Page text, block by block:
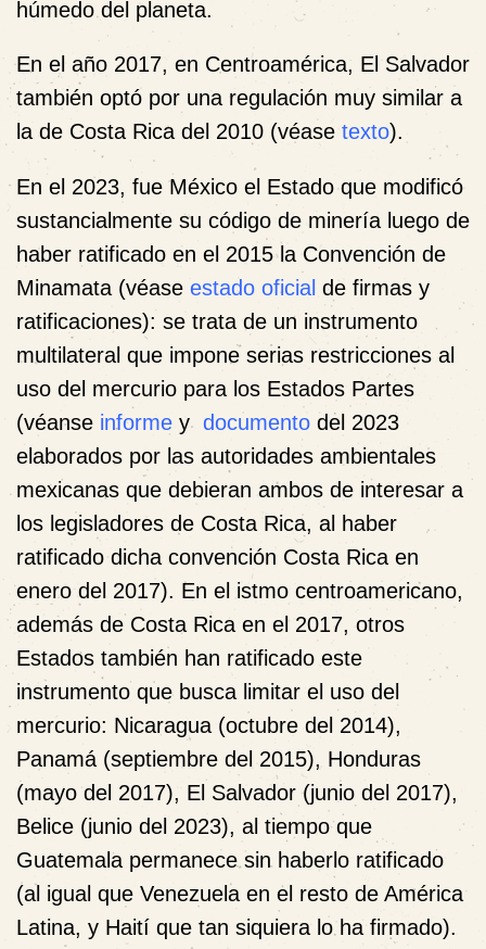
húmedo del planeta.
En el año 2017, en Centroamérica, El Salvador
también optó por una regulación muy similar a
la de Costa Rica del 2010 (véase texto).
En el 2023, fue México el Estado que modificó
sustancialmente su código de minería luego de
haber ratificado en el 2015 la Convención de
Minamata (véase estado oficial de firmas y
ratificaciones): se trata de un instrumento
multilateral que impone serias restricciones al
uso del mercurio para los Estados Partes
(véanse informe y documento del 2023
elaborados por las autoridades ambientales
mexicanas que debieran ambos de interesar a
los legisladores de Costa Rica, al haber
ratificado dicha convención Costa Rica en
enero del 2017). En el istmo centroamericano,
además de Costa Rica en el 2017, otros
Estados también han ratificado este
instrumento que busca limitar el uso del
mercurio: Nicaragua (octubre del 2014),
Panamá (septiembre del 2015), Honduras
(mayo del 2017), El Salvador (junio del 2017),
Belice (junio del 2023), al tiempo que
Guatemala permanece sin haberlo ratificado
(al igual que Venezuela en el resto de América
Latina, y Haití que tan siquiera lo ha firmado).